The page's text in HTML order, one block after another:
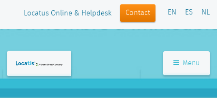
Locatus Online & Helpdesk Contact EN ES NL
Menu